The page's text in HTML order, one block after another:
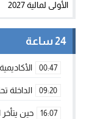
24 ساعة
00:47
09:20 الداخلة
16:07 حين